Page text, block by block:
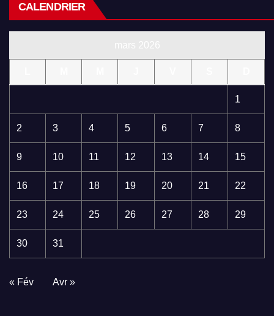
CALENDRIER
1
2 3 4 5 6 7 8
9 10 11 12 13 14 15
16 17 18 19 20 21 22
23 24 25 26 27 28 29
30 31
« Fév Avr »